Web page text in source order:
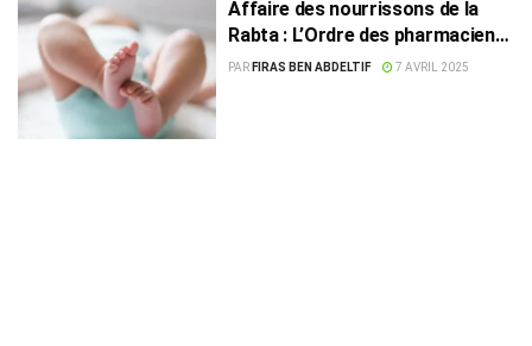
Affaire des nourrissons de la
Rabta : L’Ordre des pharmaciens
dénonce l’injustice
PAR FIRAS BEN ABDELTIF 7 AVRIL 2025